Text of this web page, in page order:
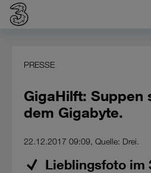
PRESSE
GigaHilft: Suppen
dem Gigabyte.
22.12.2017 09:09, Quelle: Drei.
Lieblingsfoto im